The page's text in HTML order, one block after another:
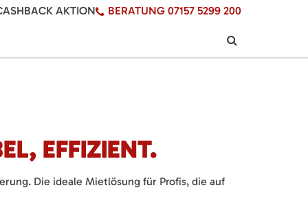
AKTION BERATUNG 07157 5299 200
EFFIZIENT.
Die ideale Mietlösung für Profis, die auf